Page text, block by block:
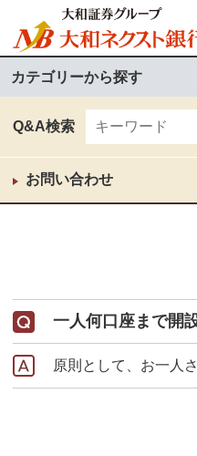
カテゴリーから探す
Q&A検索
お問い合わせ
一人何口座まで開
原則として、お一人